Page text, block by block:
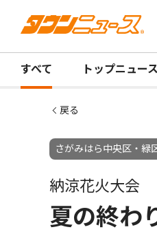
すべて トップニュース
戻る
さがみはら中央区・緑
納涼花火大会
夏の終わ